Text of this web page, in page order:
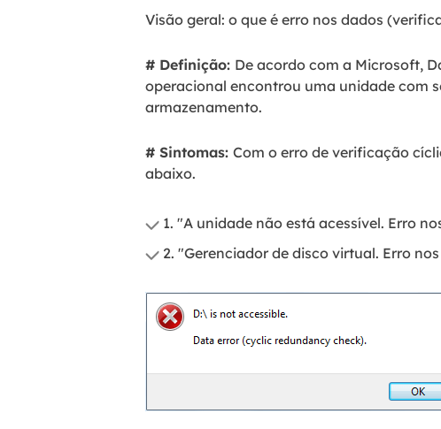
Visão geral: o que é erro nos dados
# Definição: De acordo com a Microsoft,
operacional encontrou uma unidade com
armazenamento.
# Sintomas: Com o erro de verificação
abaixo.
1. "A unidade não está acessível. Erro
2. "Gerenciador de disco virtual. Erro